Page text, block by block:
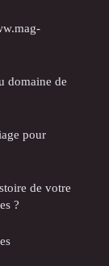
domaine de
pour
de votre
?